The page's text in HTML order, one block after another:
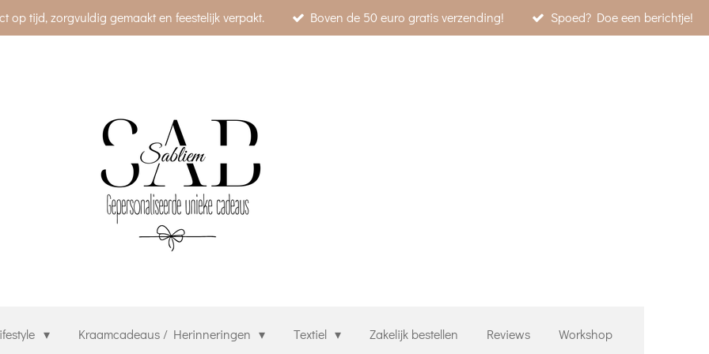
tijd, zorgvuldig gemaakt en feestelijk verpakt. Boven de 50 euro gratis verzending! Spoed? Doe een berichtje!
Kraamcadeaus / Herinneringen Textiel Zakelijk bestellen Reviews Workshop